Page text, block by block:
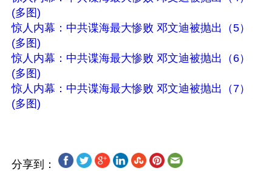
(多图)
惊人内幕：中共谍海最大惨败 邓文迪被抛出（5）
(多图)
惊人内幕：中共谍海最大惨败 邓文迪被抛出（6）
(多图)
惊人内幕：中共谍海最大惨败 邓文迪被抛出（7）
(多图)
分享到：